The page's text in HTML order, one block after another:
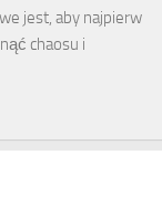
jest, aby najpierw
chaosu i